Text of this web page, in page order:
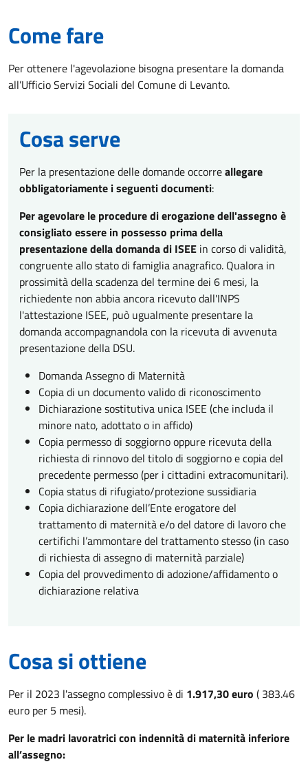
Come fare
Per ottenere l'agevolazione bisogna presentare la domanda
all’Ufficio Servizi Sociali del Comune di Levanto.
Cosa serve
Per la presentazione delle domande occorreallegare
obbligatoriamente i seguenti documenti:
Per agevolare le procedure di erogazione dell'assegno è
consigliato essere in possesso prima della
presentazione della domanda di ISEE in corso di validità,
congruente allo stato di famiglia anagrafico. Qualora in
prossimità della scadenza del termine dei 6 mesi, la
richiedente non abbia ancora ricevuto dall'INPS
l'attestazione ISEE, può ugualmente presentare la
domanda accompagnandola con la ricevuta di avvenuta
presentazione della DSU.
Domanda Assegno di Maternità
Copia di un documento valido di riconoscimento
Dichiarazione sostitutiva unica ISEE (che includa il
minore nato, adottato o in affido)
Copia permesso di soggiorno oppure ricevuta della
richiesta di rinnovo del titolo di soggiorno e copia del
precedente permesso (per i cittadini extracomunitari).
Copia status di rifugiato/protezione sussidiaria
Copia dichiarazione dell’Ente erogatore del
trattamento di maternità e/o del datore di lavoro che
certifichi l’ammontare del trattamento stesso (in caso
di richiesta di assegno di maternità parziale)
Copia del provvedimento di adozione/affidamento o
dichiarazione relativa
Cosa si ottiene
Per il 2023 l'assegno complessivo è di 1.917,30 euro ( 383.46
euro per 5 mesi).
Per le madri lavoratrici con indennità di maternità inferiore
all’assegno: